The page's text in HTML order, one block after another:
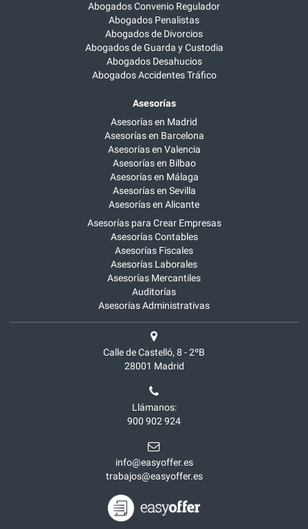
Abogados Convenio Regulador
Abogados Penalistas
Abogados de Divorcios
Abogados de Guarda y Custodia
Abogados Desahucios
Abogados Accidentes Tráfico
Asesorías
Asesorías en Madrid
Asesorías en Barcelona
Asesorías en Valencia
Asesorías en Bilbao
Asesorías en Málaga
Asesorías en Sevilla
Asesorías en Alicante
Asesorías para Crear Empresas
Asesorías Contables
Asesorías Fiscales
Asesorías Laborales
Asesorías Mercantiles
Auditorías
Asesorías Administrativas
Calle de Castelló, 8 - 2ºB
28001 Madrid
Llámanos:
900 902 924
info@easyoffer.es
trabajos@easyoffer.es